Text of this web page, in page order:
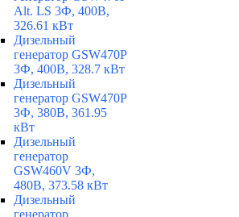
Alt. LS 3Ф, 400В,
326.61 кВт
Дизельный
генератор GSW470P
3Ф, 400В, 328.7 кВт
Дизельный
генератор GSW470P
3Ф, 380В, 361.95
кВт
Дизельный
генератор
GSW460V 3Ф,
480В, 373.58 кВт
Дизельный